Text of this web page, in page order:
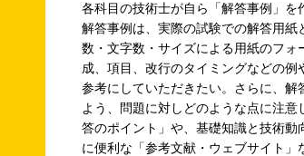
各科目の技術士が自ら「解答事例」を
解答事例は、実際の試験での解答用紙
数・文字数・サイズによる用紙のフ
成、項目、改行のタイミングなどの
参考にしていただきたい。さらに、
よう、問題に対しどのような点に注
答のポイント」や、基礎知識と技術
に便利な「参考文献・ウェブサイト